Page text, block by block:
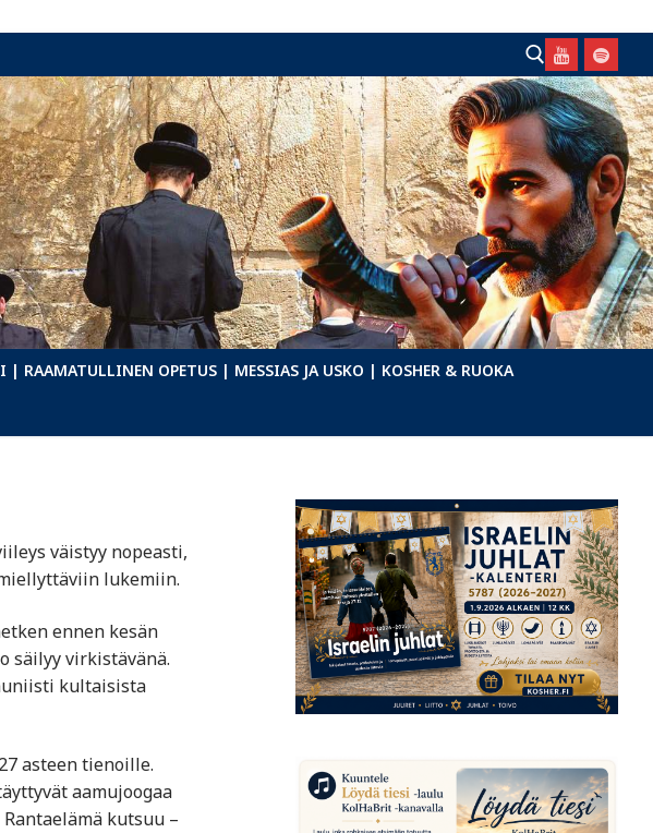
Hae:
| RAAMATULLINEN OPETUS | MESSIAS JA USKO | KOSHER & RUOKA
väistyy nopeasti,
lukemiin.
ennen kesän
säilyy virkistävänä.
kultaisista
asteen tienoille.
aamujoogaa
kutsuu –